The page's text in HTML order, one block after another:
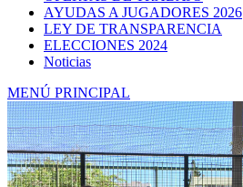
AYUDAS A JUGADORES 2026
LEY DE TRANSPARENCIA
ELECCIONES 2024
Noticias
MENÚ PRINCIPAL